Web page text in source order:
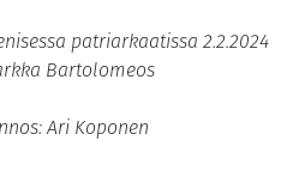
patriarkaatissa 2.2.2024
Bartolomeos
Ari Koponen